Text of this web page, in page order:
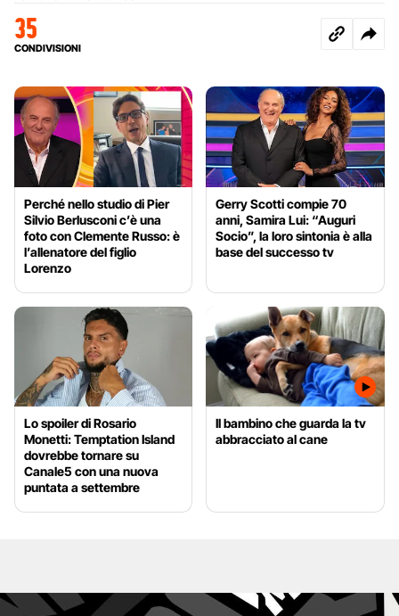
35
CONDIVISIONI
Perché nello studio di Pier
Silvio Berlusconi c’è una
foto con Clemente Russo: è
l’allenatore del figlio
Lorenzo
Gerry Scotti compie 70
anni, Samira Lui: “Auguri
Socio”, la loro sintonia è alla
base del successo tv
Lo spoiler di Rosario
Monetti: Temptation Island
dovrebbe tornare su
Canale5 con una nuova
puntata a settembre
Il bambino che guarda la tv
abbracciato al cane